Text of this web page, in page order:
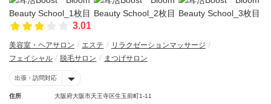
3.01
美容室・ヘアサロン エステ
リラクゼーションマッサージ
フェイシャル
脱毛サロン まつげサロン
出張・訪問対応
住所 大阪府大阪市天王寺区生玉前町1-11